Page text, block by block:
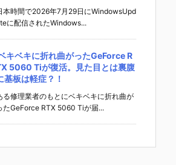
本時間で2026年7月29日にWindowsUpd
に配信されたWindows...
キベキに折れ曲がったGeForce R
5060 Tiが復活。見た目とは裏腹
基板は軽症？！
る修理業者のもとにベキベキに折れ曲が
たGeForce RTX 5060 Tiが届...